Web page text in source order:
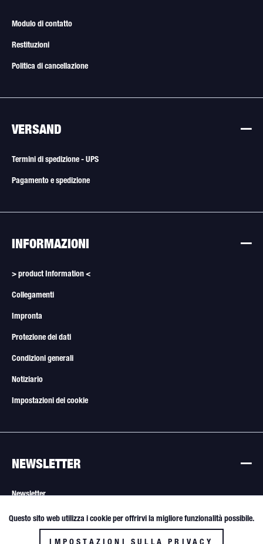
Modulo di contatto
Restituzioni
Politica di cancellazione
VERSAND
Termini di spedizione - UPS
Pagamento e spedizione
INFORMAZIONI
> product Information <
Collegamenti
Impronta
Protezione dei dati
Condizioni generali
Notiziario
Impostazioni dei cookie
NEWSLETTER
Newsletter
Tutte le offerte sono soggette a modifiche. Vendita solo a rivenditori e
Funktionale Attivo
Questo sito web utilizza i cookie per offrirvi la migliore funzionalità possibile.
IMPOSTAZIONI SULLA PRIVACY